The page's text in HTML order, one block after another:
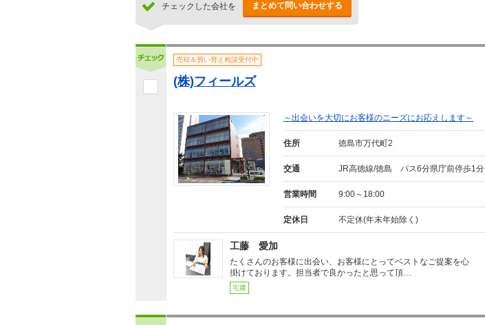
チェックした会社を まとめて問い合わせする
売却＆買い替え相談受付中
(株)フィールズ
～出会いを大切にお客様のニーズにお応えします～
住所 徳島市万代町2
交通 JR高徳線/徳島 バス6分県庁前停歩1分
営業時間 9:00～18:00
定休日 不定休(年末年始除く)
工藤 愛加
たくさんのお客様に出会い、お客様にとってベストなご提案を心
掛けております。担当者で良かったと思って頂…
宅建